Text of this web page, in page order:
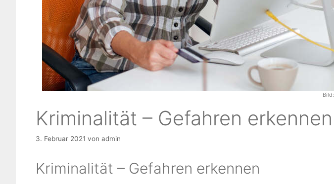
Bild:
Kriminalität – Gefahren erkennen
3. Februar 2021 von admin
Kriminalität – Gefahren erkennen